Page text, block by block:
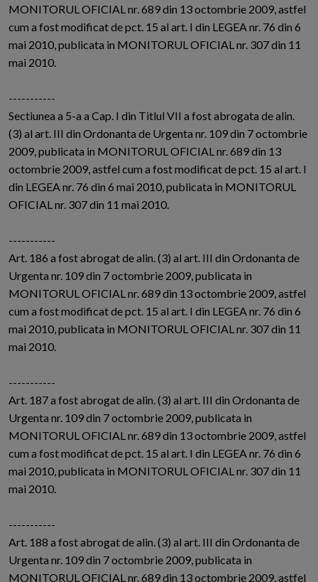
MONITORUL OFICIAL nr. 689 din 13 octombrie 2009, astfel
cum a fost modificat de pct. 15 al art. I din LEGEA nr. 76 din 6
mai 2010, publicata in MONITORUL OFICIAL nr. 307 din 11
mai 2010.
-----------
Sectiunea a 5-a a Cap. I din Titlul VII a fost abrogata de alin.
(3) al art. III din Ordonanta de Urgenta nr. 109 din 7 octombrie
2009, publicata in MONITORUL OFICIAL nr. 689 din 13
octombrie 2009, astfel cum a fost modificat de pct. 15 al art. I
din LEGEA nr. 76 din 6 mai 2010, publicata in MONITORUL
OFICIAL nr. 307 din 11 mai 2010.
-----------
Art. 186 a fost abrogat de alin. (3) al art. III din Ordonanta de
Urgenta nr. 109 din 7 octombrie 2009, publicata in
MONITORUL OFICIAL nr. 689 din 13 octombrie 2009, astfel
cum a fost modificat de pct. 15 al art. I din LEGEA nr. 76 din 6
mai 2010, publicata in MONITORUL OFICIAL nr. 307 din 11
mai 2010.
-----------
Art. 187 a fost abrogat de alin. (3) al art. III din Ordonanta de
Urgenta nr. 109 din 7 octombrie 2009, publicata in
MONITORUL OFICIAL nr. 689 din 13 octombrie 2009, astfel
cum a fost modificat de pct. 15 al art. I din LEGEA nr. 76 din 6
mai 2010, publicata in MONITORUL OFICIAL nr. 307 din 11
mai 2010.
-----------
Art. 188 a fost abrogat de alin. (3) al art. III din Ordonanta de
Urgenta nr. 109 din 7 octombrie 2009, publicata in
MONITORUL OFICIAL nr. 689 din 13 octombrie 2009, astfel